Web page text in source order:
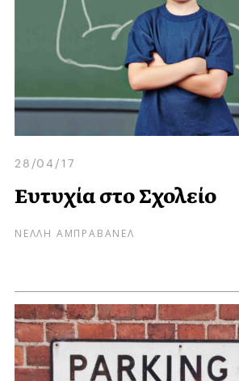
28/04/17
Ευτυχία στο Σχολείο
ΝΕΛΛΗ ΑΜΠΡΑΒΑΝΕΛ